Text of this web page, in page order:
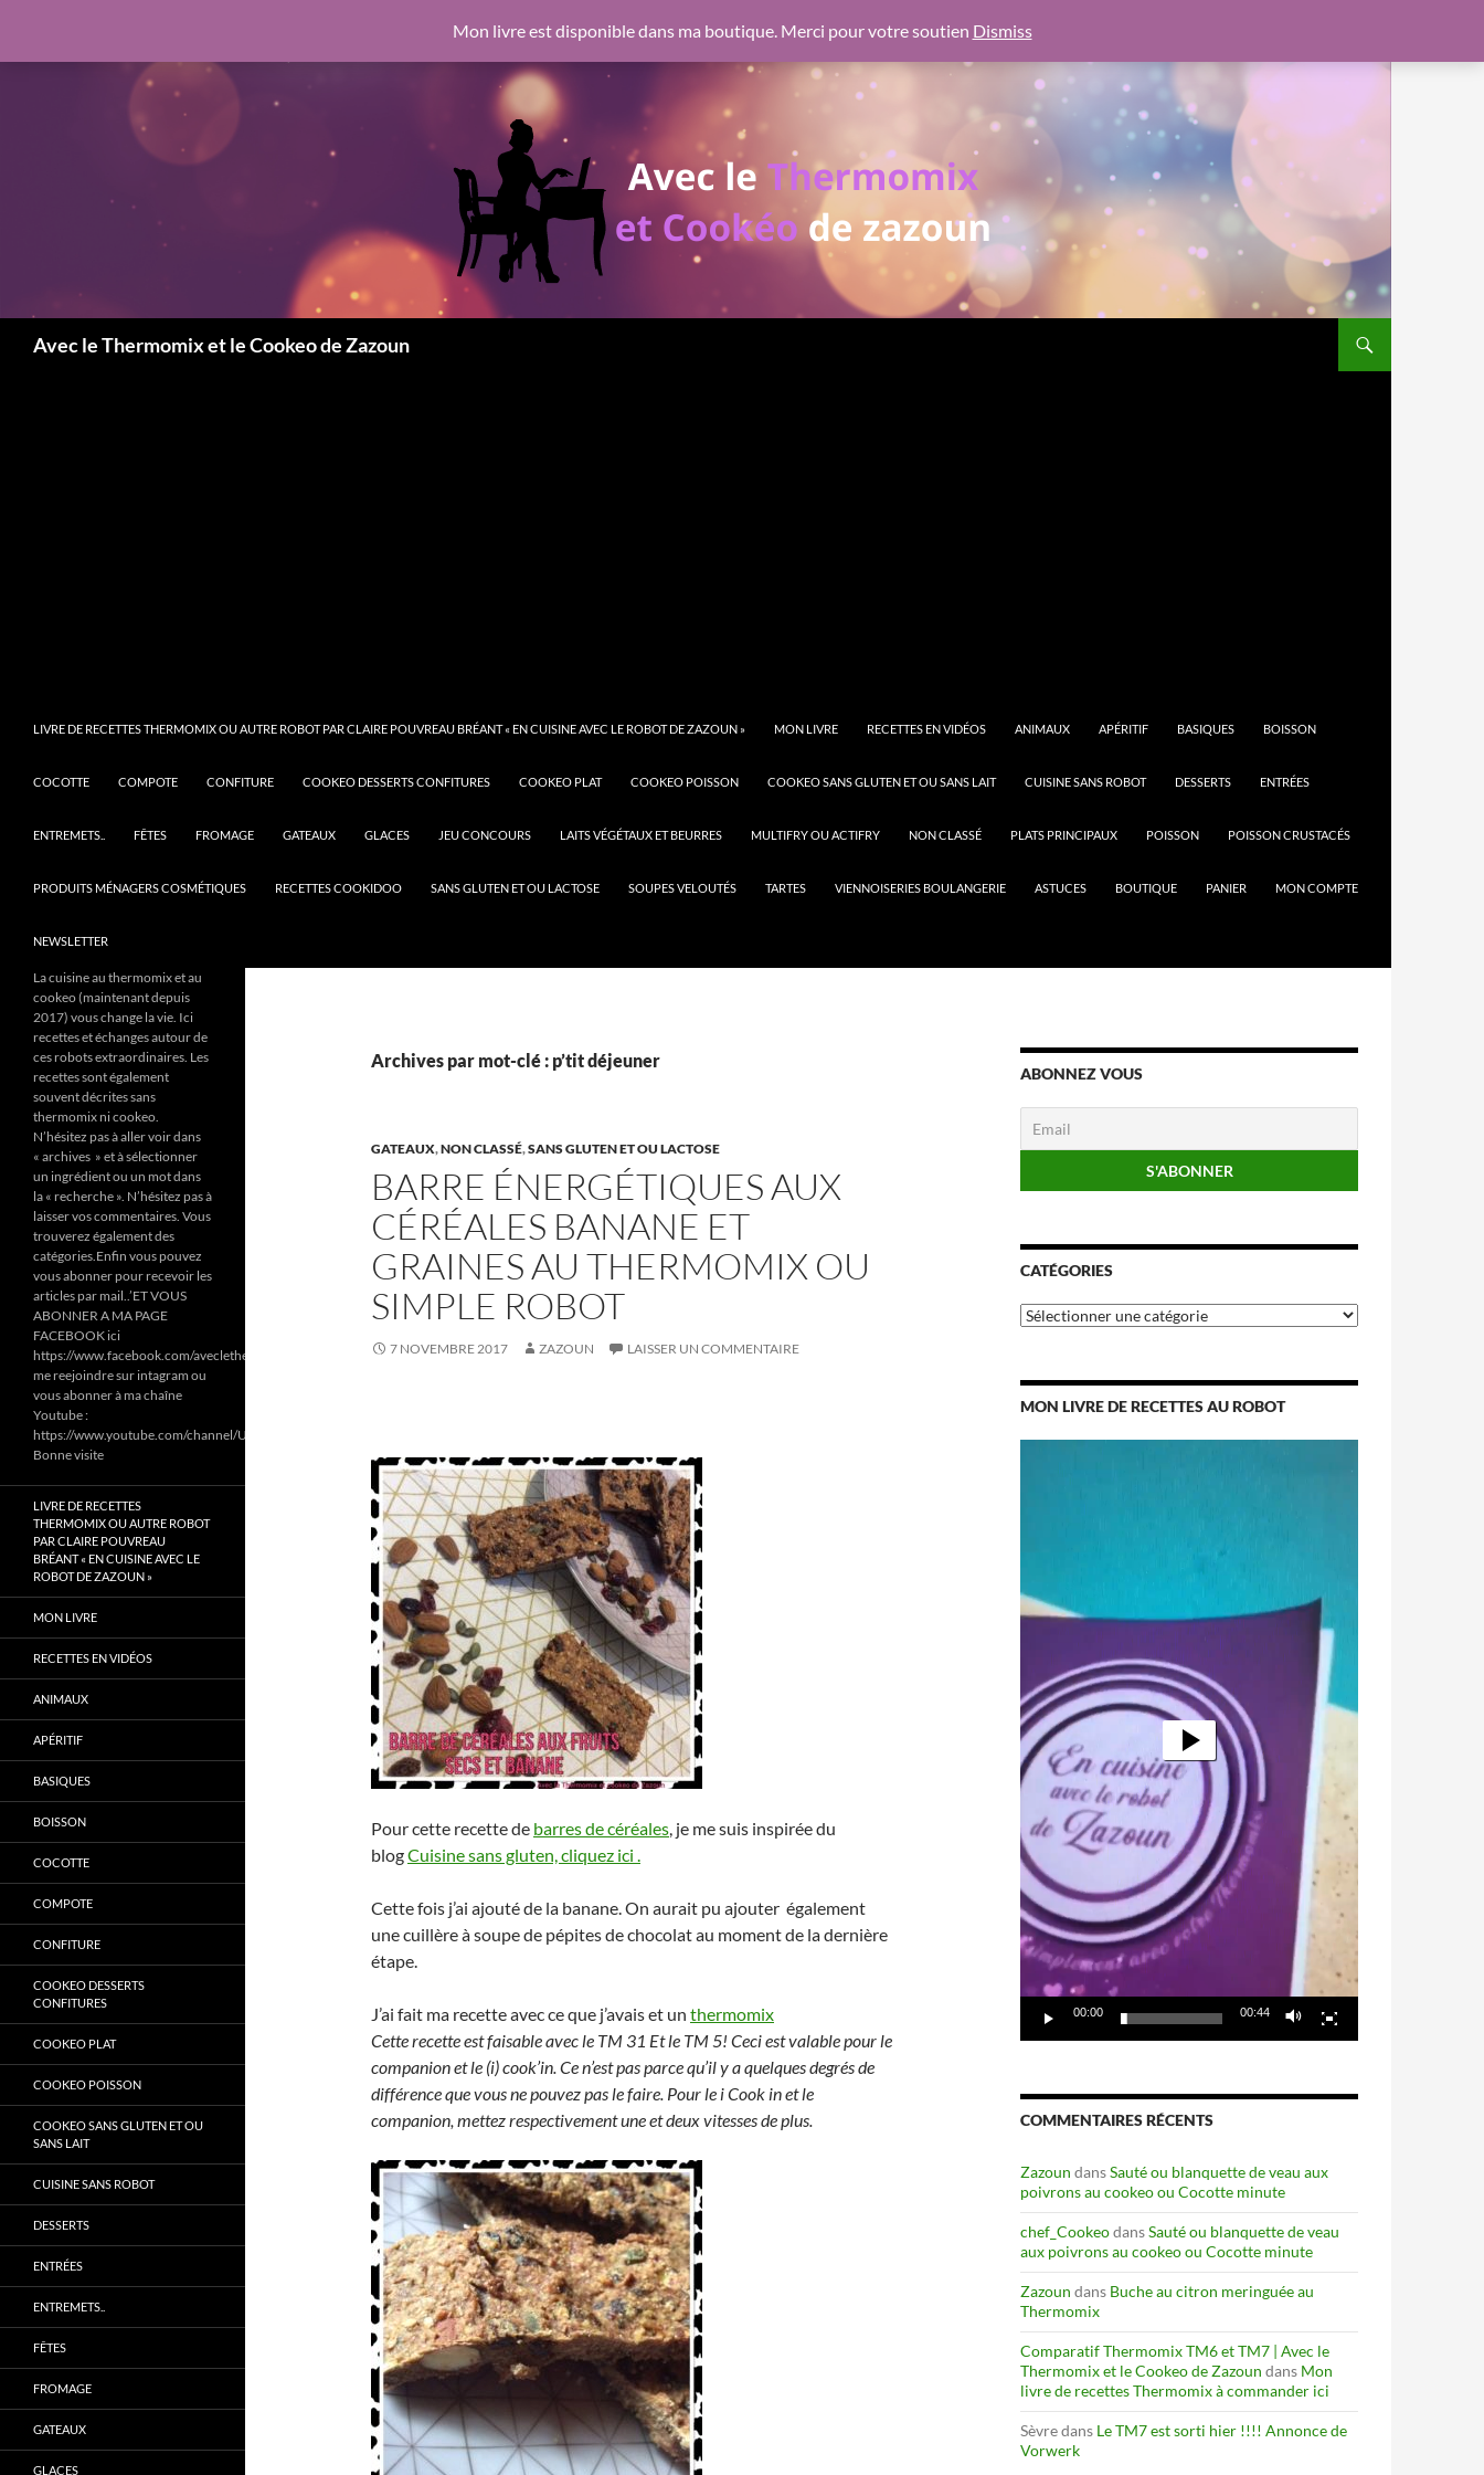
au
Avec le Thermomix et le Cookeo de Zazoun
LIVRE DE RECETTES THERMOMIX OU AUTRE ROBOT PAR CLAIRE POUVREAU BRÉANT « EN CUISINE AVEC LE ROBOT DE ZAZOUN » MON LIVRE RECETTES EN VIDÉOS ANIMAUX APÉRITIF BASIQUES BOISSON
COCOTTE COMPOTE CONFITURE COOKEO DESSERTS CONFITURES COOKEO PLAT COOKEO POISSON COOKEO SANS GLUTEN ET OU SANS LAIT CUISINE SANS ROBOT DESSERTS ENTRÉES
ENTREMETS.. FÊTES FROMAGE GATEAUX GLACES JEU CONCOURS LAITS VÉGÉTAUX ET BEURRES MULTIFRY OU ACTIFRY NON CLASSÉ PLATS PRINCIPAUX POISSON POISSON CRUSTACÉS
PRODUITS MÉNAGERS COSMÉTIQUES RECETTES COOKIDOO SANS GLUTEN ET OU LACTOSE SOUPES VELOUTÉS TARTES VIENNOISERIES BOULANGERIE ASTUCES BOUTIQUE PANIER MON COMPTE
NEWSLETTER
Archives par mot-clé : p’tit déjeuner
GATEAUX,NON CLASSÉ,SANS GLUTEN ET OU LACTOSE
BARRE ÉNERGÉTIQUES AUX
CÉRÉALES BANANE ET
GRAINES AU THERMOMIX OU
SIMPLE ROBOT
7 NOVEMBRE 2017 ZAZOUN LAISSER UN COMMENTAIRE
Pour cette recette de barres de céréales, je me suis inspirée du
blogCuisine sans gluten, cliquez ici .
Cette fois j’ai ajouté de la banane. On aurait pu ajouter également
une cuillère à soupe de pépites de chocolat au moment de la dernière
étape.
J’ai fait ma recette avec ce que j’avais et un thermomix
Cette recette est faisable avec le TM 31 Et le TM 5! Ceci est valable pour le
companion et le (i) cook’in. Ce n’est pas parce qu’il y a quelques degrés de
différence que vous ne pouvez pas le faire. Pour le i Cook in et le
companion, mettez respectivement une et deux vitesses de plus.
ABONNEZ VOUS
CATÉGORIES
Catégories
MON LIVRE DE RECETTES AU ROBOT
00:00 00:44
COMMENTAIRES RÉCENTS
Zazoun dansSauté ou blanquette de veau aux
poivrons au cookeo ou Cocotte minute
chef_CookeodansSauté ou blanquette de veau
aux poivrons au cookeo ou Cocotte minute
Zazoun dans Buche au citron meringuée au
Thermomix
Comparatif Thermomix TM6 et TM7 | Avec le
Thermomix et le Cookeo de Zazoun dans Mon
livre de recettes Thermomix à commander ici
Sèvredans Le TM7 est sorti hier !!!! Annonce de
Vorwerk
La cuisine au thermomix et au
cookeo (maintenant depuis
2017) vous change la vie. Ici
recettes et échanges autour de
ces robots extraordinaires. Les
recettes sont également
souvent décrites sans
thermomix ni cookeo.
N’hésitez pas à aller voir dans
« archives » et à sélectionner
un ingrédient ou un mot dans
la « recherche ». N’hésitez pas à
laisser vos commentaires. Vous
trouverez également des
catégories.Enfin vous pouvez
vous abonner pour recevoir les
articles par mail..’ET VOUS
ABONNER A MA PAGE
FACEBOOK ici
https://www.facebook.com/aveclethermomixetcookeodezazoun/
me reejoindre sur intagram ou
vous abonner à ma chaîne
Youtube :
https://www.youtube.com/channel/UC6Pa6dF808fmGjZ5MMlrtaA
Bonne visite
LIVRE DE RECETTES
THERMOMIX OU AUTRE ROBOT
PAR CLAIRE POUVREAU
BRÉANT « EN CUISINE AVEC LE
ROBOT DE ZAZOUN »
MON LIVRE
RECETTES EN VIDÉOS
ANIMAUX
APÉRITIF
BASIQUES
BOISSON
COCOTTE
COMPOTE
CONFITURE
COOKEO DESSERTS
CONFITURES
COOKEO PLAT
COOKEO POISSON
COOKEO SANS GLUTEN ET OU
SANS LAIT
CUISINE SANS ROBOT
DESSERTS
ENTRÉES
ENTREMETS..
FÊTES
FROMAGE
GATEAUX
GLACES
Mon livre est disponible dans ma boutique. Merci pour votre soutien Dismiss